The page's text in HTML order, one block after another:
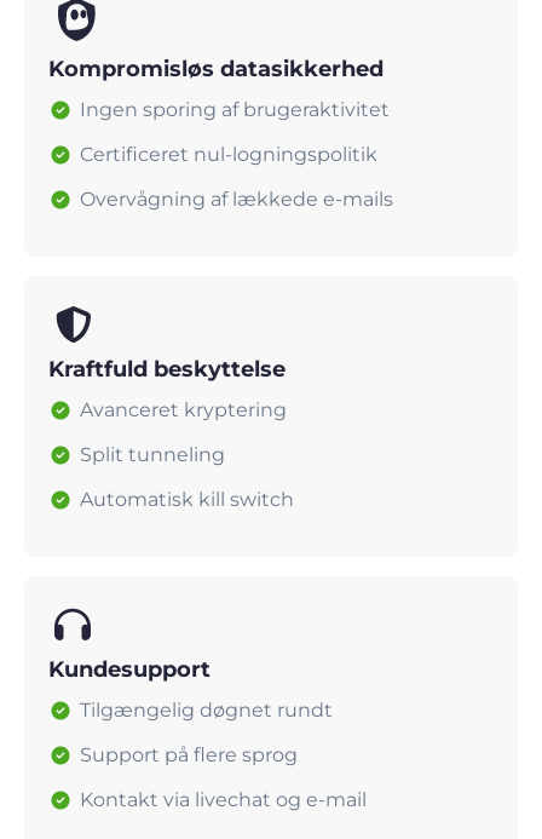
Kompromisløs datasikkerhed
Ingen sporing af brugeraktivitet
Certificeret nul-logningspolitik
Overvågning af lækkede e-mails
Kraftfuld beskyttelse
Avanceret kryptering
Split tunneling
Automatisk kill switch
Kundesupport
Tilgængelig døgnet rundt
Support på flere sprog
Kontakt via livechat og e-mail